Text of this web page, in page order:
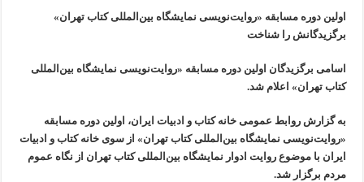
اولین دوره مسابقه «روایت‌نویسی نمایشگاه بین‌المللی کتاب تهران»
برگزیدگانش را شناخت
اسامی برگزیدگان اولین دوره مسابقه «روایت‌نویسی نمایشگاه بین‌المللی
کتاب تهران» اعلام شد.
به گزارش روابط عمومی خانه کتاب و ادبیات ایران، اولین دوره مسابقه
«روایت‌نویسی نمایشگاه بین‌المللی کتاب تهران» از سوی خانه کتاب و ادبیات
ایران با موضوع روایت ادوار نمایشگاه بین‌المللی کتاب تهران از نگاه عموم
مردم برگزار شد.